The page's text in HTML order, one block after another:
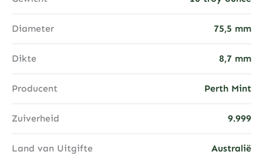
Diameter 75,5 mm
Dikte 8,7 mm
Producent Perth Mint
Zuiverheid 9.999
Land van Uitgifte Australië